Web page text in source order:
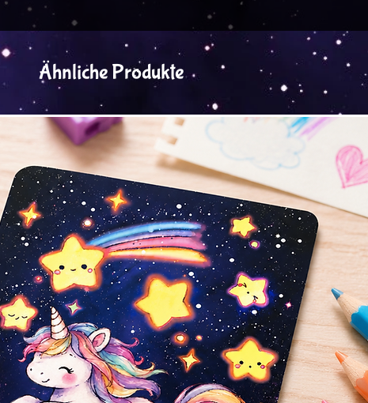
Ähnliche Produkte